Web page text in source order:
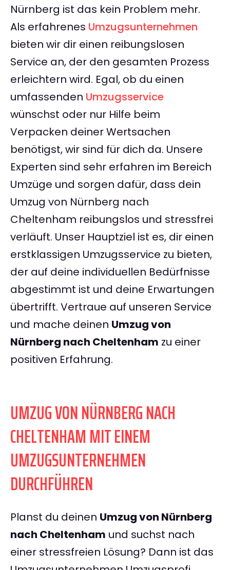
Nürnberg ist das kein Problem mehr.
Als erfahrenes Umzugsunternehmen
bieten wir dir einen reibungslosen
Service an, der den gesamten Prozess
erleichtern wird. Egal, ob du einen
umfassenden Umzugsservice
wünschst oder nur Hilfe beim
Verpacken deiner Wertsachen
benötigst, wir sind für dich da. Unsere
Experten sind sehr erfahren im Bereich
Umzüge und sorgen dafür, dass dein
Umzug von Nürnberg nach
Cheltenham reibungslos und stressfrei
verläuft. Unser Hauptziel ist es, dir einen
erstklassigen Umzugsservice zu bieten,
der auf deine individuellen Bedürfnisse
abgestimmt ist und deine Erwartungen
übertrifft. Vertraue auf unseren Service
und mache deinen Umzug von
Nürnberg nach Cheltenham zu einer
positiven Erfahrung.
UMZUG VON NÜRNBERG NACH
CHELTENHAM MIT EINEM
UMZUGSUNTERNEHMEN
DURCHFÜHREN
Planst du deinen Umzug von Nürnberg
nach Cheltenham und suchst nach
einer stressfreien Lösung? Dann ist das